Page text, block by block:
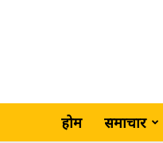
होम समाचार